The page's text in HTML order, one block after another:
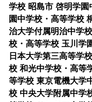
学校 昭島市 啓明学
園中学校・高等学校
治大学付属明治中学
校・高等学校 玉川学
日本大学第三高等学
校 和光中学校・高等
等学校 東京電機大学
校 中央大学附属中学